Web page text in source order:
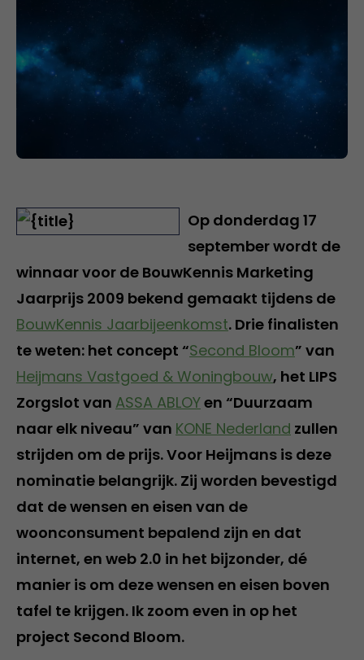
Op donderdag 17
september wordt de
winnaar voor de BouwKennis Marketing
Jaarprijs 2009 bekend gemaakt tijdens de
BouwKennis Jaarbijeenkomst. Drie finalisten
te weten: het concept “Second Bloom” van
Heijmans Vastgoed & Woningbouw, het LIPS
Zorgslot van ASSA ABLOYen “Duurzaam
naar elk niveau” van KONE Nederland zullen
strijden om de prijs. Voor Heijmans is deze
nominatie belangrijk. Zij worden bevestigd
dat de wensen en eisen van de
woonconsument bepalend zijn en dat
internet, en web 2.0 in het bijzonder, dé
manier is om deze wensen en eisen boven
tafel te krijgen. Ik zoom even in op het
project Second Bloom.